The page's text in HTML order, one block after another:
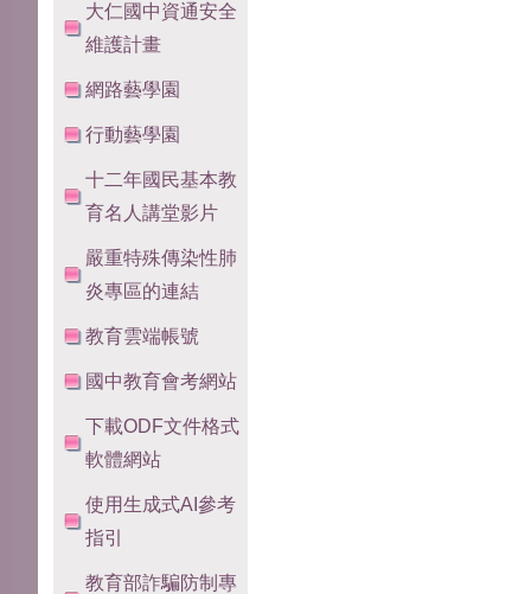
大仁國中資通安全
維護計畫
網路藝學園
行動藝學園
十二年國民基本教
育名人講堂影片
嚴重特殊傳染性肺
炎專區的連結
教育雲端帳號
國中教育會考網站
下載ODF文件格式
軟體網站
使用生成式AI參考
指引
教育部詐騙防制專